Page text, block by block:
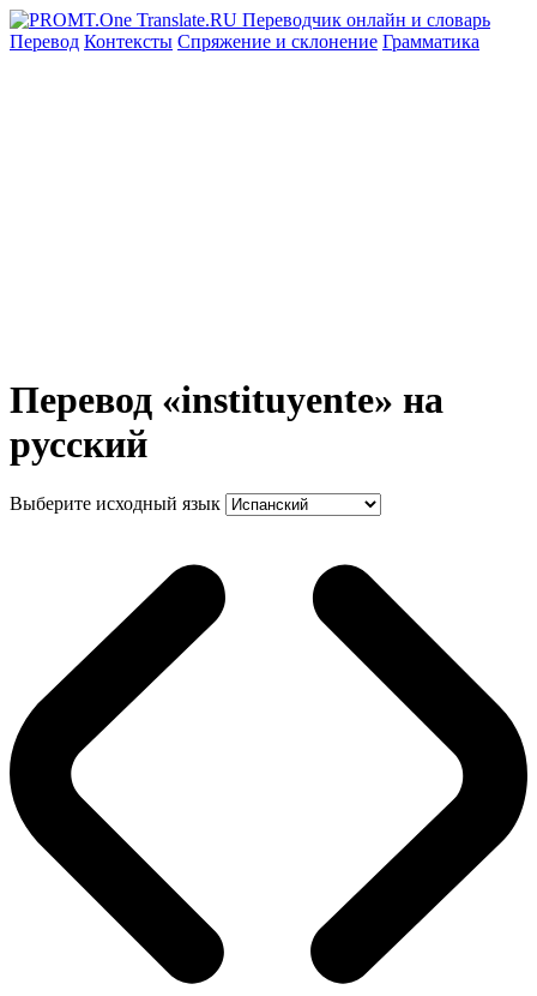
Перевод Контексты Спряжение и склонение Грамматика
Перевод «instituyente» на
русский
Выберите исходный язык